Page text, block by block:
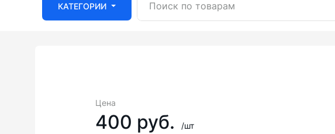
КАТЕГОРИИ
Цена
400 руб. /шт